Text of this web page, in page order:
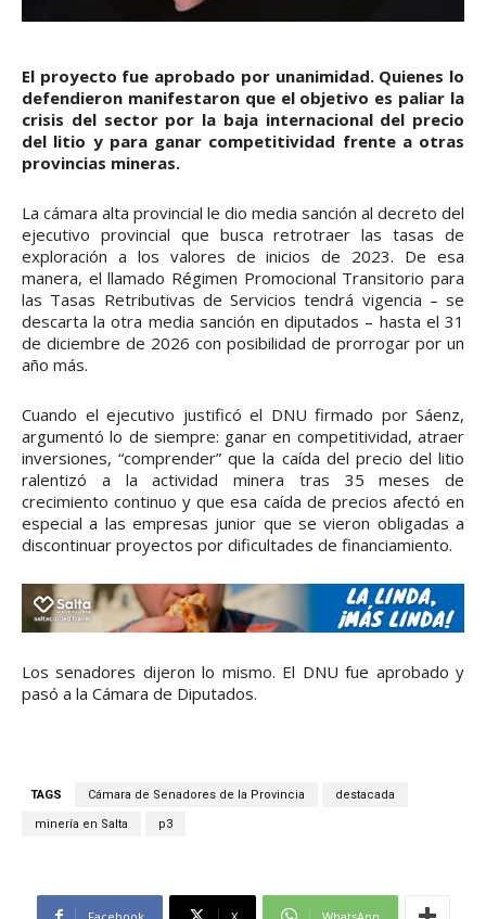
El proyecto fue aprobado por unanimidad. Quienes lo
defendieron manifestaron que el objetivo es paliar la
crisis del sector por la baja internacional del precio
del litio y para ganar competitividad frente a otras
provincias mineras.
La cámara alta provincial le dio media sanción al decreto del
ejecutivo provincial que busca retrotraer las tasas de
exploración a los valores de inicios de 2023. De esa
manera, el llamado Régimen Promocional Transitorio para
las Tasas Retributivas de Servicios tendrá vigencia – se
descarta la otra media sanción en diputados – hasta el 31
de diciembre de 2026 con posibilidad de prorrogar por un
año más.
Cuando el ejecutivo justificó el DNU firmado por Sáenz,
argumentó lo de siempre: ganar en competitividad, atraer
inversiones, “comprender” que la caída del precio del litio
ralentizó a la actividad minera tras 35 meses de
crecimiento continuo y que esa caída de precios afectó en
especial a las empresas junior que se vieron obligadas a
discontinuar proyectos por dificultades de financiamiento.
Los senadores dijeron lo mismo. El DNU fue aprobado y
pasó a la Cámara de Diputados.
TAGS Cámara de Senadores de la Provincia destacada
minería en Salta p3